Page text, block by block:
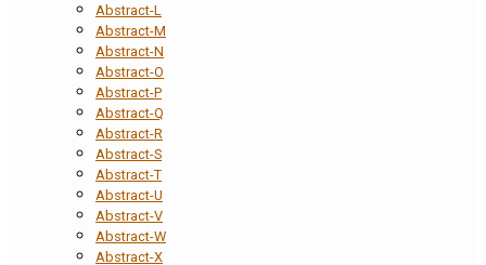
Abstract-L
Abstract-M
Abstract-N
Abstract-O
Abstract-P
Abstract-Q
Abstract-R
Abstract-S
Abstract-T
Abstract-U
Abstract-V
Abstract-W
Abstract-X